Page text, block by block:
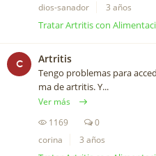
dios-sanador
3 años
Tratar Artritis con
C Artritis
Tengo problemas para
ma de artritis. Y...
Ver más
1169
0
corina
3 años